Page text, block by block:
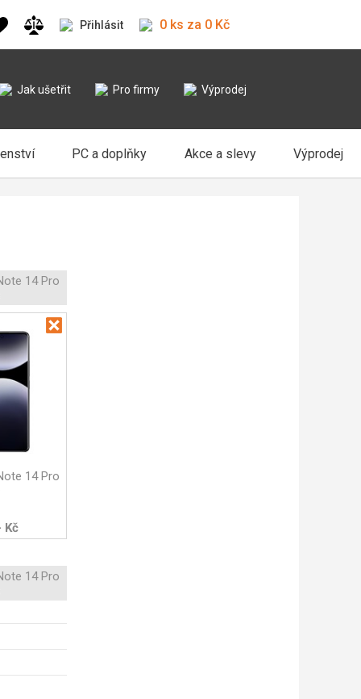
Přihlásit 0 ks za 0 Kč
Jak ušetřit Pro firmy Výprodej
PC a doplňky Akce a slevy Výprodej
14 Pro
14 Pro
Kč
14 Pro